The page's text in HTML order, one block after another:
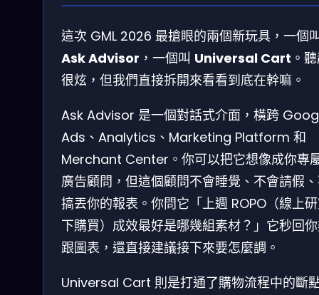
這次 GML 2026 最搶眼的兩個新玩具，一個
Ask Advisor ，一個叫 Universal Cart 。
很炫，但我們直接拆開來看看到底在幹嘛。
Ask Advisor 是一個對話式介面，橫跨
Ads、Analytics、Marketing Platform 和
Merchant Center。你可以把它想像成你專
廣告顧問，但這個顧問不會睡覺、不會請假
搞丟你的報表。你問它「上週 ROPO（線上
下購買）成效最好是哪幾組素材？」它秒回
跟圖表，還直接建議接下來要怎麼調。
Universal Cart 則是打通了購物流程中的斷